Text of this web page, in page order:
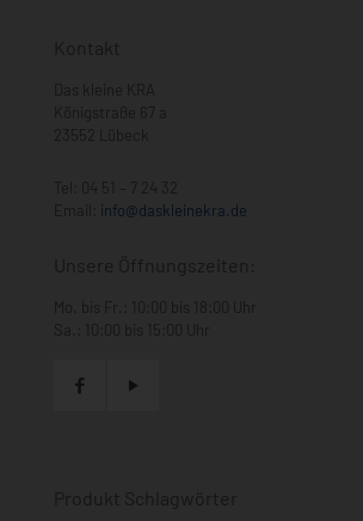
info@daskleinekra.de